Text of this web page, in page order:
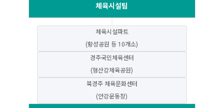
체육시설팀
체육시설파트
(황성공원 등 10개소)
경주국민체육센터
(형산강체육공원)
북경주 체육문화센터
(안강운동장)